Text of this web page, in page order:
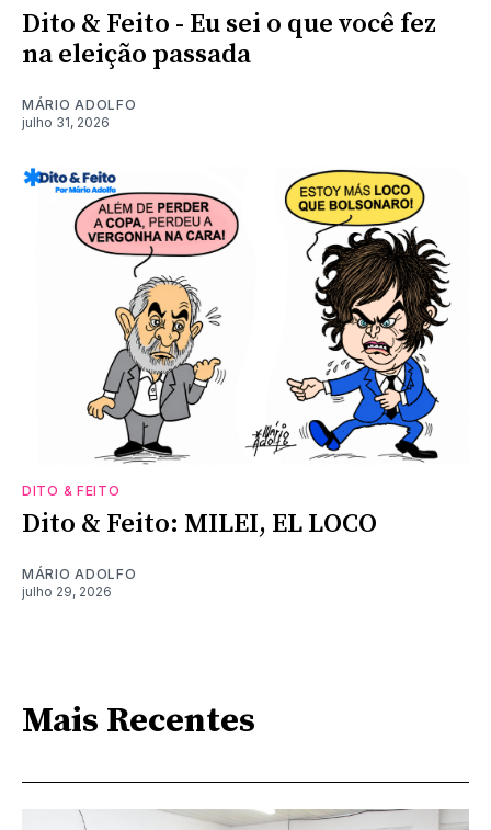
Dito & Feito - Eu sei o que você fez
na eleição passada
MÁRIO ADOLFO
julho 31, 2026
DITO & FEITO
Dito & Feito: MILEI, EL LOCO
MÁRIO ADOLFO
julho 29, 2026
Mais Recentes